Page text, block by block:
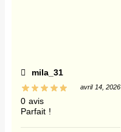
mila_31
0 avis
avril 14, 2026
Parfait !